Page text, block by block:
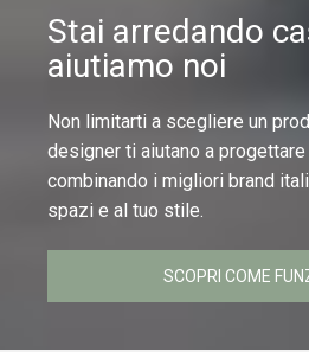
Stai arredando
aiutiamo noi
Non limitarti a scegliere un
designer ti aiutano a
combinando i migliori brand
spazi e al tuo stile.
SCOPRI COME